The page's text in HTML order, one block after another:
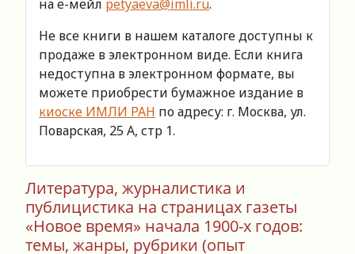
на е-мейл petyaeva@imli.ru.
Не все книги в нашем каталоге доступны к
продаже в электронном виде. Если книга
недоступна в электронном формате, вы
можете приобрести бумажное издание в
киоске ИМЛИ РАН по адресу: г. Москва, ул.
Поварская, 25 А, стр 1.
Литература, журналистика и
публицистика на страницах газеты
«Новое время» начала 1900-х годов:
темы, жанры, рубрики (опыт